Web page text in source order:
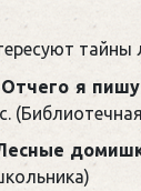
тайны
Отчего я